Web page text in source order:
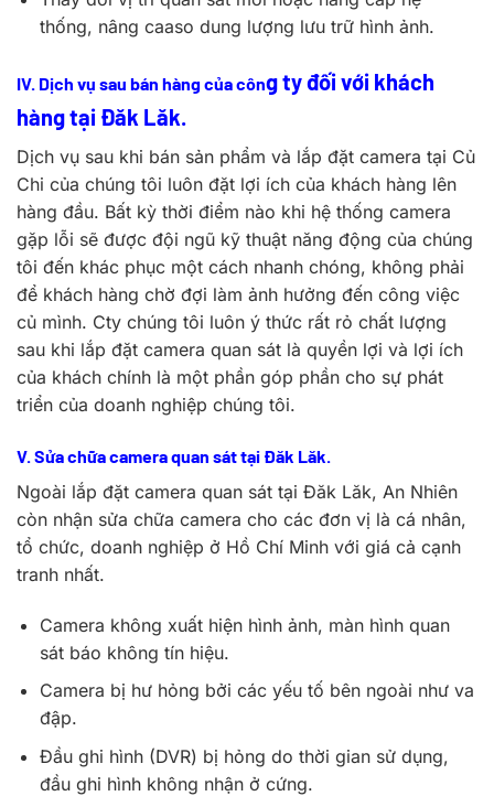
thống, nâng caaso dung lượng lưu trữ hình ảnh.
IV. Dịch vụ sau bán hàng của công ty đối với khách
hàng tại Đăk Lăk.
Dịch vụ sau khi bán sản phẩm và lắp đặt camera tại Củ
Chi của chúng tôi luôn đặt lợi ích của khách hàng lên
hàng đầu. Bất kỳ thời điểm nào khi hệ thống camera
gặp lỗi sẽ được đội ngũ kỹ thuật năng động của chúng
tôi đến khác phục một cách nhanh chóng, không phải
để khách hàng chờ đợi làm ảnh hưởng đến công việc
củ mình. Cty chúng tôi luôn ý thức rất rỏ chất lượng
sau khi lắp đặt camera quan sát là quyền lợi và lợi ích
của khách chính là một phần góp phần cho sự phát
triển của doanh nghiệp chúng tôi.
V. Sửa chữa camera quan sát tại Đăk Lăk.
Ngoài lắp đặt camera quan sát tại Đăk Lăk, An Nhiên
còn nhận sửa chữa camera cho các đơn vị là cá nhân,
tổ chức, doanh nghiệp ở Hồ Chí Minh với giá cả cạnh
tranh nhất.
Camera không xuất hiện hình ảnh, màn hình quan
sát báo không tín hiệu.
Camera bị hư hỏng bởi các yếu tố bên ngoài như va
đập.
Đầu ghi hình (DVR) bị hỏng do thời gian sử dụng,
đầu ghi hình không nhận ở cứng.